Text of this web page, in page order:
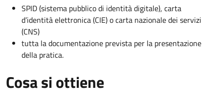
SPID (sistema pubblico di identità digitale), carta
d’identità elettronica (CIE) o carta nazionale dei servizi
(CNS)
tutta la documentazione prevista per la presentazione
della pratica.
Cosa si ottiene